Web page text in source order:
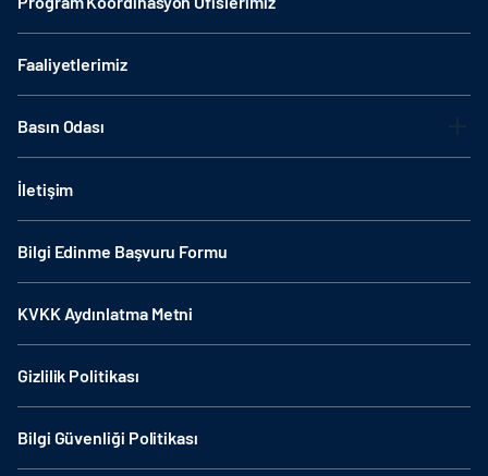
Faaliyetlerimiz
Basın Odası
İletişim
Bilgi Edinme Başvuru Formu
KVKK Aydınlatma Metni
Gizlilik Politikası
Bilgi Güvenliği Politikası